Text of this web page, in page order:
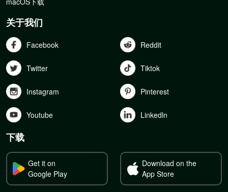
关于我们
Facebook Reddit
Twitter Tiktok
Instagram Pinterest
Youtube Linkedln
下载
Get it on
Google Play
Download on the
App Store